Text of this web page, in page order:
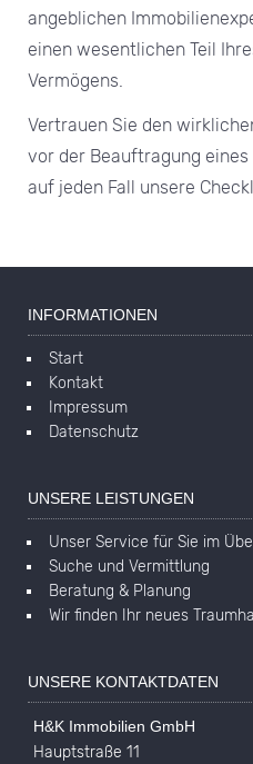
angeblichen
einen wesentlichen Teil
Vermögens.
Vertrauen Sie den
vor der Beauftragung
auf jeden Fall unsere
INFORMATIONEN
Start
Kontakt
Impressum
Datenschutz
UNSERE LEISTUNGEN
Unser Service für Sie im
Suche und Vermittlung
Beratung & Planung
Wir finden Ihr neues
UNSERE KONTAKTDATEN
H&K Immobilien GmbH
Hauptstraße 11